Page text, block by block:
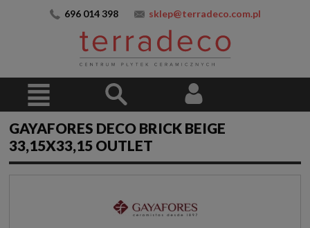
696 014 398 sklep@terradeco.com.pl
GAYAFORES DECO BRICK BEIGE
33,15X33,15 OUTLET